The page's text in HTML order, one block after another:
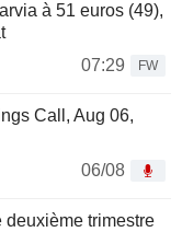
à 51 euros (49),
07:29
FW
Call, Aug 06,
06/08
deuxième trimestre